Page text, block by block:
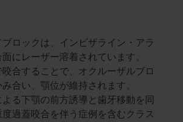
ロックは、インビザライン・アラ
にレーザー溶着されています。
合することで、オクルーザルブロ
合い、顎位が維持されます。
る下顎の前方誘導と歯牙移動を同
過蓋咬合を伴う症例を含むクラス